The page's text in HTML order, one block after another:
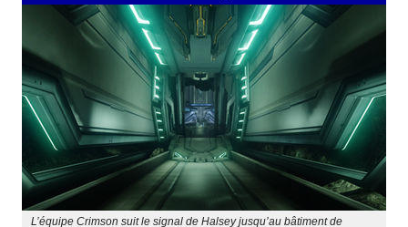
L’équipe Crimson suit le signal de Halsey jusqu’au bâtiment de